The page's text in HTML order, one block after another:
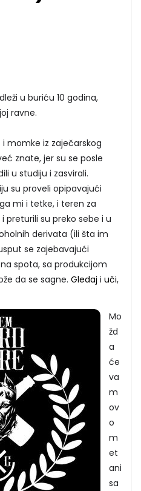
u buriću 10 godina,
ravne.
momke iz zaječarskog
znate, jer su se posle
u studiju i zasvirali.
su proveli opipavajući
mi i tetke, i teren za
su preko sebe i u
derivata (ili šta im
se zajebavajući
spota, sa produkcijom
da se sagne. Gledaj i uči,
Mo
žd
a
će
va
m
ov
o
m
et
ani
sa